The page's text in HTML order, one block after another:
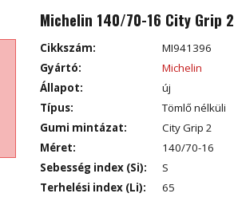
Michelin 140/70-16 City Grip 2
Cikkszám:
MI941396
Gyártó:
Michelin
Állapot:
új
Típus:
Tömlő nélküli
Gumi mintázat:
City Grip 2
Méret:
140/70-16
Sebesség index (Si):
S
Terhelési index (Li):
65